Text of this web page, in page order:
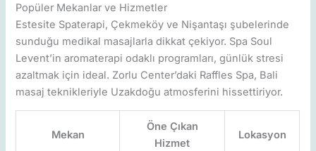
Popüler Mekanlar ve Hizmetler
Estesite Spaterapi, Çekmeköy ve Nişantaşı şubelerinde
sunduğu medikal masajlarla dikkat çekiyor. Spa Soul
Levent’in aromaterapi odaklı programları, günlük stresi
azaltmak için ideal. Zorlu Center’daki Raffles Spa, Bali
masaj teknikleriyle Uzakdoğu atmosferini hissettiriyor.
Mekan
Öne Çıkan
Hizmet
Lokasyon